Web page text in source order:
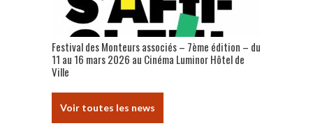
Festival des Monteurs associés – 7ème édition – du
11 au 16 mars 2026 au Cinéma Luminor Hôtel de
Ville
Voir toutes les news